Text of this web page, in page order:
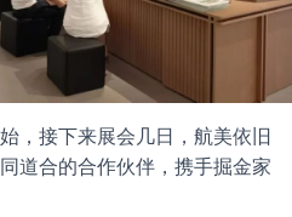
，接下来展会几日，航美依旧
道合的合作伙伴，携手掘金家